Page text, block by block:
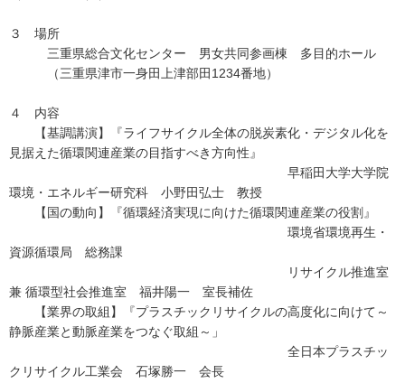
３ 場所
三重県総合文化センター 男女共同参画棟 多目的ホール
（三重県津市一身田上津部田1234番地）
４ 内容
【基調講演】『ライフサイクル全体の脱炭素化・デジタル化を
見据えた循環関連産業の目指すべき方向性』
早稲田大学大学院
環境・エネルギー研究科 小野田弘士 教授
【国の動向】『循環経済実現に向けた循環関連産業の役割』
環境省環境再生・
資源循環局 総務課
リサイクル推進室
兼 循環型社会推進室 福井陽一 室長補佐
【業界の取組】『プラスチックリサイクルの高度化に向けて～
静脈産業と動脈産業をつなぐ取組～」
全日本プラスチッ
クリサイクル工業会 石塚勝一 会長